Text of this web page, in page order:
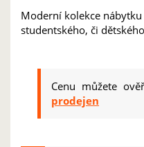
Moderní kolekce
studentského, či
Cenu můžete
prodejen